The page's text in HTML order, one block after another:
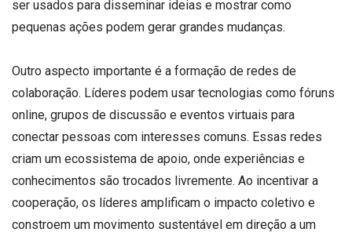
ser usados para disseminar ideias e mostrar como
pequenas ações podem gerar grandes mudanças.
Outro aspecto importante é a formação de redes de
colaboração. Líderes podem usar tecnologias como fóruns
online, grupos de discussão e eventos virtuais para
conectar pessoas com interesses comuns. Essas redes
criam um ecossistema de apoio, onde experiências e
conhecimentos são trocados livremente. Ao incentivar a
cooperação, os líderes amplificam o impacto coletivo e
constroem um movimento sustentável em direção a um